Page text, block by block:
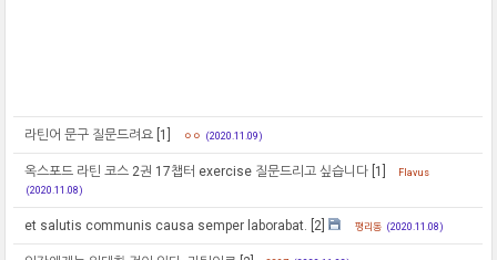
라틴어 문구 질문드려요 [1] ㅇㅇ (2020.11.09)
옥스포드 라틴 코스 2권 17챕터 exercise 질문드리고 싶습니다 [1]
Flavus
(2020.11.08)
et salutis communis causa semper laborabat. [2] 평리동 (2020.11.08)